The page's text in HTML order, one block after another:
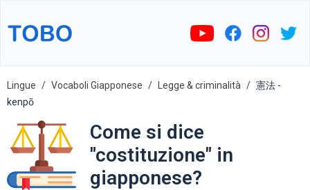
Lingue Vocaboli Giapponese Legge & criminalità
憲法 -
kenpō
Come si dice
"costituzione" in
giapponese?